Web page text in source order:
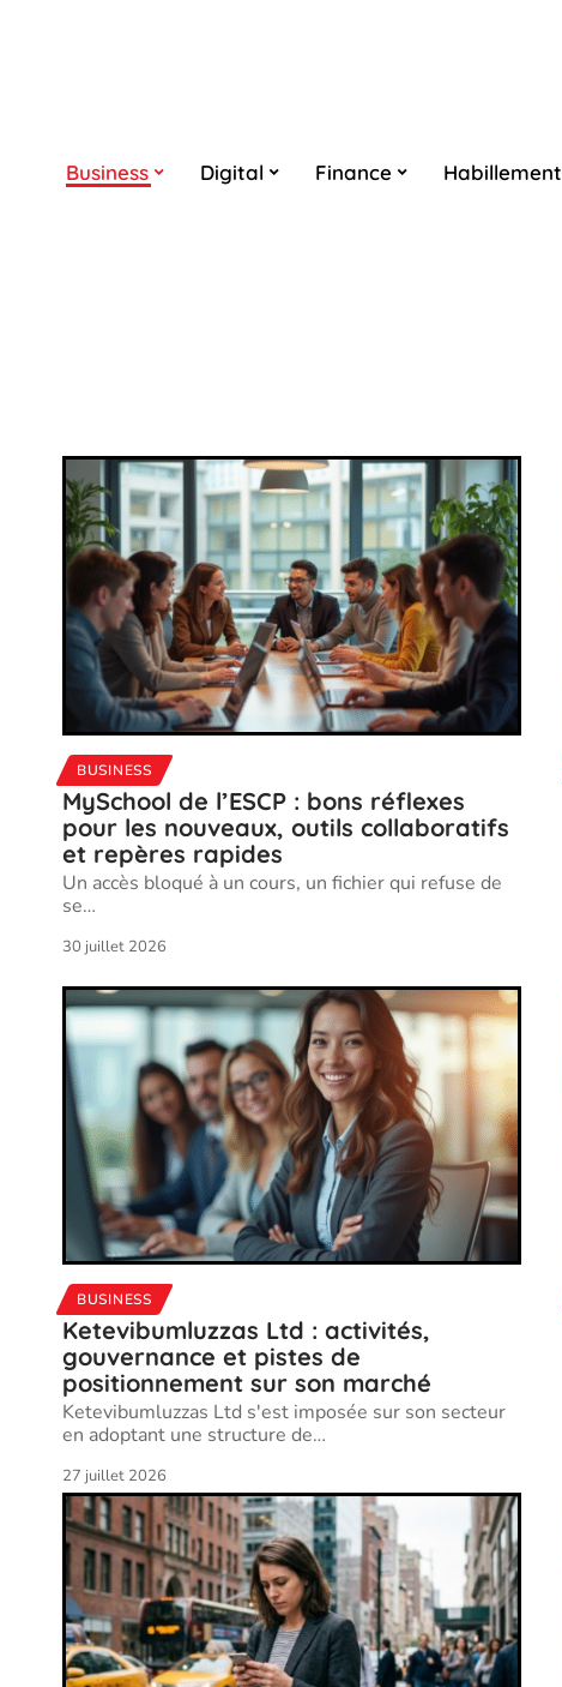
Business Digital Finance Habillement
BUSINESS
MySchool de l’ESCP : bons réflexes
pour les nouveaux, outils collaboratifs
et repères rapides
Un accès bloqué à un cours, un fichier qui refuse de
se…
30 juillet 2026
BUSINESS
Ketevibumluzzas Ltd : activités,
gouvernance et pistes de
positionnement sur son marché
Ketevibumluzzas Ltd s'est imposée sur son secteur
en adoptant une structure de…
27 juillet 2026